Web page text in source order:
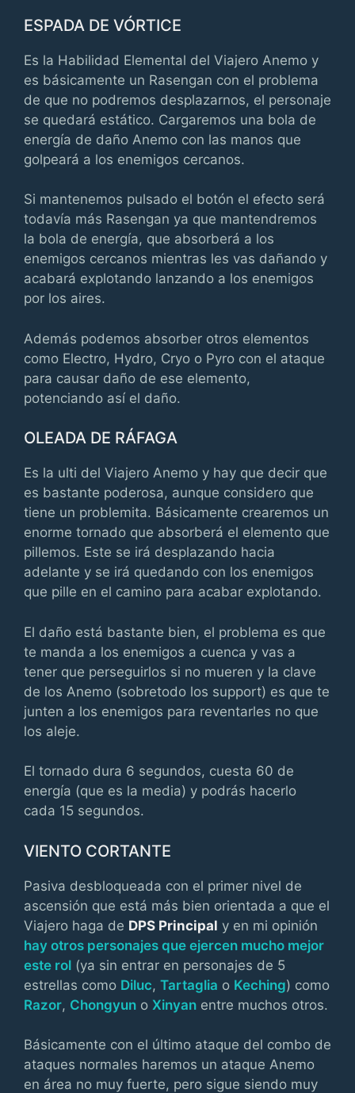
ESPADA DE VÓRTICE
Es la Habilidad Elemental del Viajero Anemo y
es básicamente un Rasengan con el problema
de que no podremos desplazarnos, el personaje
se quedará estático. Cargaremos una bola de
energía de daño Anemo con las manos que
golpeará a los enemigos cercanos.
Si mantenemos pulsado el botón el efecto será
todavía más Rasengan ya que mantendremos
la bola de energía, que absorberá a los
enemigos cercanos mientras les vas dañando y
acabará explotando lanzando a los enemigos
por los aires.
Además podemos absorber otros elementos
como Electro, Hydro, Cryo o Pyro con el ataque
para causar daño de ese elemento,
potenciando así el daño.
OLEADA DE RÁFAGA
Es la ulti del Viajero Anemo y hay que decir que
es bastante poderosa, aunque considero que
tiene un problemita. Básicamente crearemos un
enorme tornado que absorberá el elemento que
pillemos. Este se irá desplazando hacia
adelante y se irá quedando con los enemigos
que pille en el camino para acabar explotando.
El daño está bastante bien, el problema es que
te manda a los enemigos a cuenca y vas a
tener que perseguirlos si no mueren y la clave
de los Anemo (sobretodo los support) es que te
junten a los enemigos para reventarles no que
los aleje.
El tornado dura 6 segundos, cuesta 60 de
energía (que es la media) y podrás hacerlo
cada 15 segundos.
VIENTO CORTANTE
Pasiva desbloqueada con el primer nivel de
ascensión que está más bien orientada a que el
Viajero haga de DPS Principal y en mi opinión
hay otros personajes que ejercen mucho mejor
este rol (ya sin entrar en personajes de 5
estrellas como Diluc, Tartaglia o Keching) como
Razor, Chongyun o Xinyan entre muchos otros.
Básicamente con el último ataque del combo de
ataques normales haremos un ataque Anemo
en área no muy fuerte, pero sigue siendo muy